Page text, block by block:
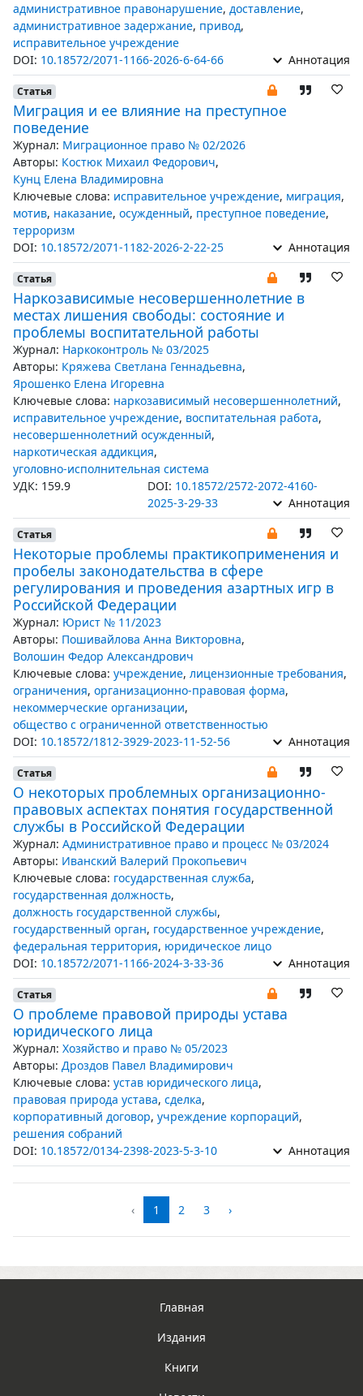
административное правонарушение, доставление,
административное задержание, привод,
исправительное учреждение
DOI: 10.18572/2071-1166-2026-6-64-66 Аннотация
Статья
Миграция и ее влияние на преступное
поведение
Журнал: Миграционное право № 02/2026
Авторы: Костюк Михаил Федорович,
Кунц Елена Владимировна
Ключевые слова: исправительное учреждение, миграция,
мотив, наказание, осужденный, преступное поведение,
терроризм
DOI: 10.18572/2071-1182-2026-2-22-25 Аннотация
Статья
Наркозависимые несовершеннолетние в
местах лишения свободы: состояние и
проблемы воспитательной работы
Журнал: Наркоконтроль № 03/2025
Авторы: Кряжева Светлана Геннадьевна,
Ярошенко Елена Игоревна
Ключевые слова: наркозависимый несовершеннолетний,
исправительное учреждение, воспитательная работа,
несовершеннолетний осужденный,
наркотическая аддикция,
уголовно-исполнительная система
УДК: 159.9
DOI: 10.18572/2572-2072-4160-
2025-3-29-33
Аннотация
Статья
Некоторые проблемы практикоприменения и
пробелы законодательства в сфере
регулирования и проведения азартных игр в
Российской Федерации
Журнал: Юрист № 11/2023
Авторы: Пошивайлова Анна Викторовна,
Волошин Федор Александрович
Ключевые слова: учреждение, лицензионные требования,
ограничения, организационно-правовая форма,
некоммерческие организации,
общество с ограниченной ответственностью
DOI: 10.18572/1812-3929-2023-11-52-56 Аннотация
Статья
О некоторых проблемных организационно-
правовых аспектах понятия государственной
службы в Российской Федерации
Журнал: Административное право и процесс № 03/2024
Авторы: Иванский Валерий Прокопьевич
Ключевые слова: государственная служба,
государственная должность,
должность государственной службы,
государственный орган, государственное учреждение,
федеральная территория, юридическое лицо
DOI: 10.18572/2071-1166-2024-3-33-36 Аннотация
Статья
О проблеме правовой природы устава
юридического лица
Журнал: Хозяйство и право № 05/2023
Авторы: Дроздов Павел Владимирович
Ключевые слова: устав юридического лица,
правовая природа устава, сделка,
корпоративный договор, учреждение корпораций,
решения собраний
DOI: 10.18572/0134-2398-2023-5-3-10 Аннотация
‹ 1 2 3 ›
Главная
Издания
Книги